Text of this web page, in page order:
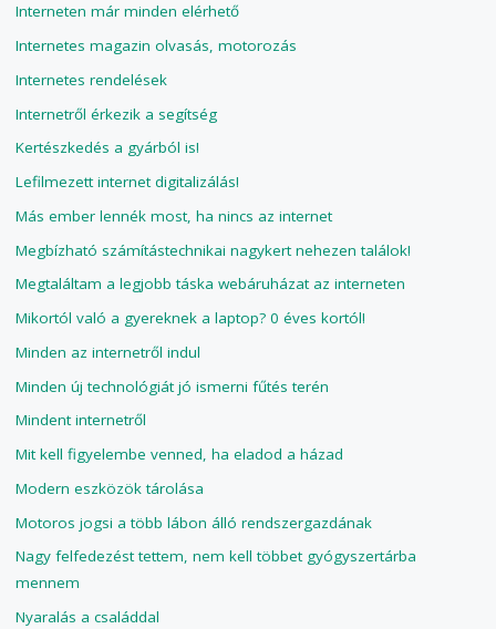
Interneten már minden elérhető
Internetes magazin olvasás, motorozás
Internetes rendelések
Internetről érkezik a segítség
Kertészkedés a gyárból is!
Lefilmezett internet digitalizálás!
Más ember lennék most, ha nincs az internet
Megbízható számítástechnikai nagykert nehezen találok!
Megtaláltam a legjobb táska webáruházat az interneten
Mikortól való a gyereknek a laptop? 0 éves kortól!
Minden az internetről indul
Minden új technológiát jó ismerni fűtés terén
Mindent internetről
Mit kell figyelembe venned, ha eladod a házad
Modern eszközök tárolása
Motoros jogsi a több lábon álló rendszergazdának
Nagy felfedezést tettem, nem kell többet gyógyszertárba
mennem
Nyaralás a családdal